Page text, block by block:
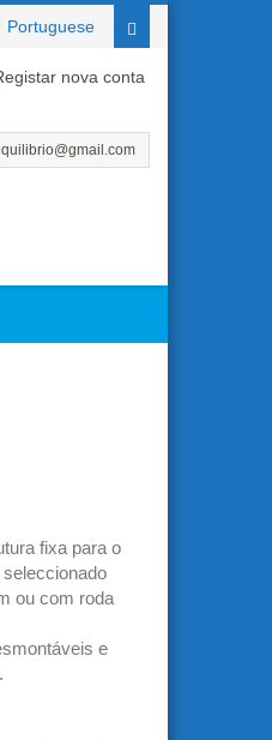
nova conta
Portuguese
fixa para o
ou com roda
e